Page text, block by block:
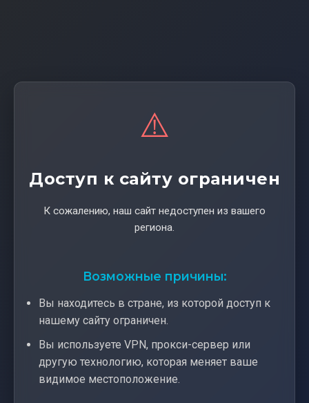
⚠️
Доступ к сайту ограничен
К сожалению, наш сайт недоступен из вашего
региона.
Возможные причины:
Вы находитесь в стране, из которой доступ к
нашему сайту ограничен.
Вы используете VPN, прокси-сервер или
другую технологию, которая меняет ваше
видимое местоположение.